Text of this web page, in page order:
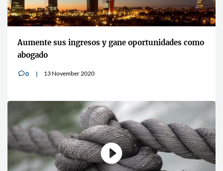
Aumente sus ingresos y gane oportunidades como
abogado
v0 13 November 2020